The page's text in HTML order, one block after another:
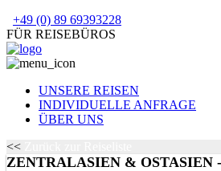
+49 (0) 89 69393228
FÜR REISEBÜROS
UNSERE REISEN
INDIVIDUELLE ANFRAGE
ÜBER UNS
<<
ZENTRALASIEN & OSTASIEN